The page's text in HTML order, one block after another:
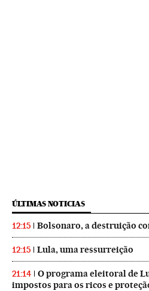
ÚLTIMAS NOTICIAS
12:15 Bolsonaro, a destruição
12:15 Lula, uma ressurreição
21:14
O programa eleitoral de
impostos para os ricos e